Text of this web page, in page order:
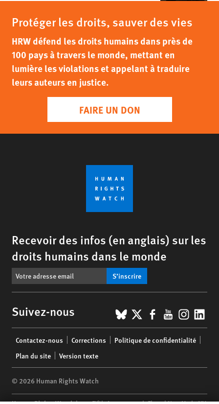
Protéger les droits, sauver des vies
HRW défend les droits humains dans près de
100 pays à travers le monde, mettant en
lumière les violations et appelant à traduire
leurs auteurs en justice.
FAIRE UN DON
Recevoir des infos (en anglais) sur les
droits humains dans le monde
S’inscrire
Suivez-nous BlueSky
X Facebook
YouTube
menu
Contactez-nous Corrections
Politique de confidentialité
Plan du site
Version texte
© 2026 Human Rights Watch